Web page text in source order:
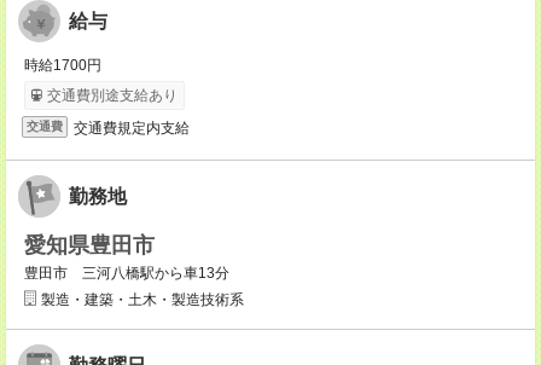
給与
時給1700円
交通費別途支給あり
交通費 交通費規定内支給
勤務地
愛知県豊田市
豊田市 三河八橋駅から車13分
製造・建築・土木・製造技術系